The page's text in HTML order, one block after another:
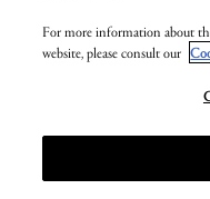
© Kering
Kering Eyewear
For more information about
website, please consult our